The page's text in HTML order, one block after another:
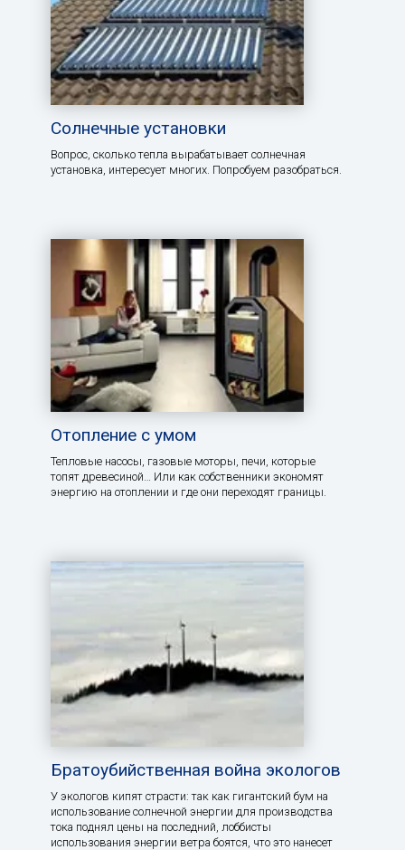
Солнечные установки
Вопрос, сколько тепла вырабатывает солнечная
установка, интересует многих. Попробуем разобраться.
Отопление с умом
Тепловые насосы, газовые моторы, печи, которые
топят древесиной… Или как собственники экономят
энергию на отоплении и где они переходят границы.
Братоубийственная война экологов
У экологов кипят страсти: так как гигантский бум на
использование солнечной энергии для производства
тока поднял цены на последний, лоббисты
использования энергии ветра боятся, что это нанесет